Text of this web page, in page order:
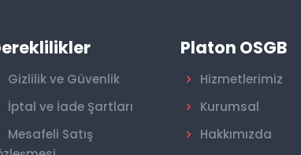
Gizlilik ve Güvenlik
İptal ve İade Şartları
Mesafeli Satış
Platon OSGB
Hizmetlerimiz
Kurumsal
Hakkımızda